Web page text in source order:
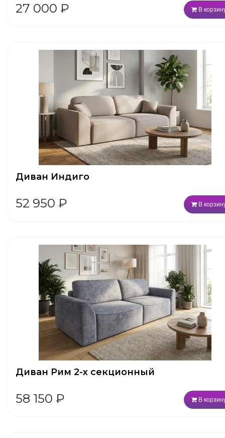
27 000 ₽ В
Диван Индиго
52 950 ₽ В
Диван Рим 2-х секционный
58 150 ₽ В